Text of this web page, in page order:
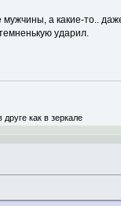
мужчины, а какие-то..
ударил.
как в зеркале